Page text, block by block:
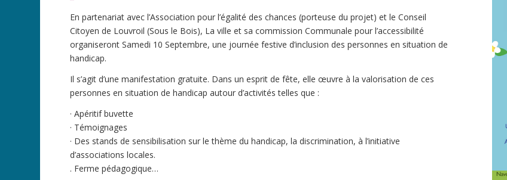
En partenariat avec l’Association pour l’égalité des chances (porteuse du projet) et le Conseil
Citoyen de Louvroil (Sous le Bois), La ville et sa commission Communale pour l’accessibilité
organiseront Samedi 10 Septembre, une journée festive d’inclusion des personnes en situation de
handicap.
Il s’agit d’une manifestation gratuite. Dans un esprit de fête, elle œuvre à la valorisation de ces
personnes en situation de handicap autour d’activités telles que :
· Apéritif buvette
· Témoignages
· Des stands de sensibilisation sur le thème du handicap, la discrimination, à l’initiative
d’associations locales.
. Ferme pédagogique…